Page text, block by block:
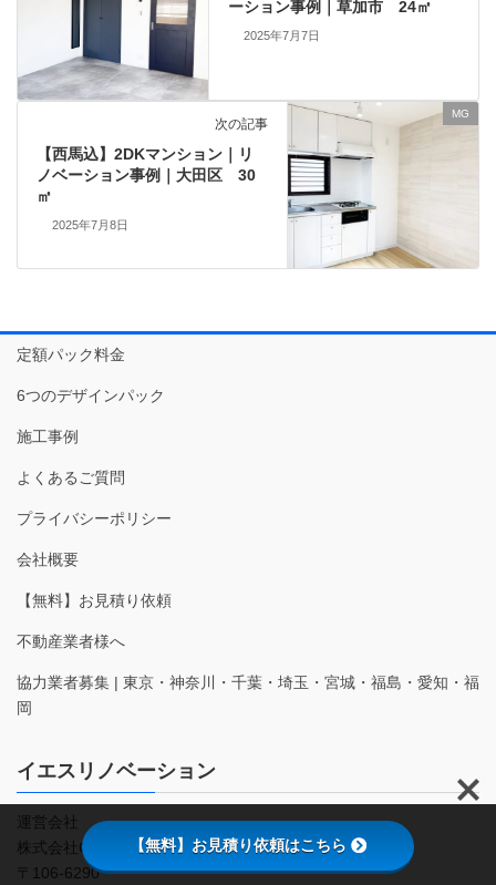
ーション事例｜草加市 24㎡
2025年7月7日
MG
次の記事
【西馬込】2DKマンション｜リ
ノベーション事例｜大田区 30
㎡
2025年7月8日
定額パック料金
6つのデザインパック
施工事例
よくあるご質問
プライバシーポリシー
会社概要
【無料】お見積り依頼
不動産業者様へ
協力業者募集 | 東京・神奈川・千葉・埼玉・宮城・福島・愛知・福
岡
イエスリノベーション
運営会社
株式会社GA technologies
〒106-6290
【無料】お見積り依頼はこちら